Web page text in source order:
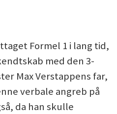
Formel 1 i lang tid,
med den 3-
Max Verstappens far,
verbale angreb på
da han skulle